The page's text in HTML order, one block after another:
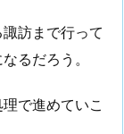
訪まで行って
るだろう。
で進めていこ